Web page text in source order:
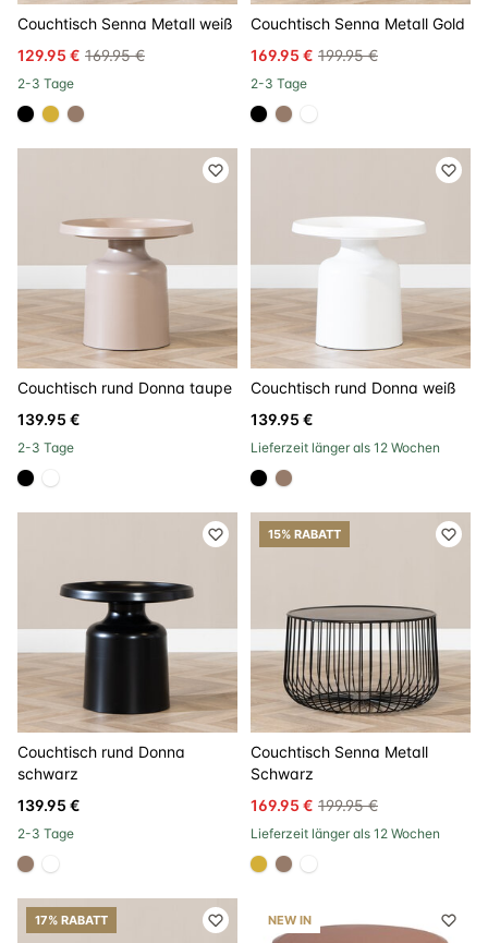
Couchtisch Senna Metall weiß
129.95 € 169.95 €
2-3 Tage
#000000
#D4AF37
#967b6a
Couchtisch Senna Metall Gold
169.95 € 199.95 €
2-3 Tage
#000000
#967b6a
#FFFFFF
Couchtisch rund Donna taupe
139.95 €
2-3 Tage
#000000
#FFFFFF
Couchtisch rund Donna weiß
139.95 €
Lieferzeit länger als 12 Wochen
#000000
#967b6a
Couchtisch rund Donna
schwarz
139.95 €
2-3 Tage
#967b6a
#FFFFFF
15% RABATT
Couchtisch Senna Metall
Schwarz
169.95 € 199.95 €
Lieferzeit länger als 12 Wochen
#D4AF37
#967b6a
#FFFFFF
17% RABATT NEW IN